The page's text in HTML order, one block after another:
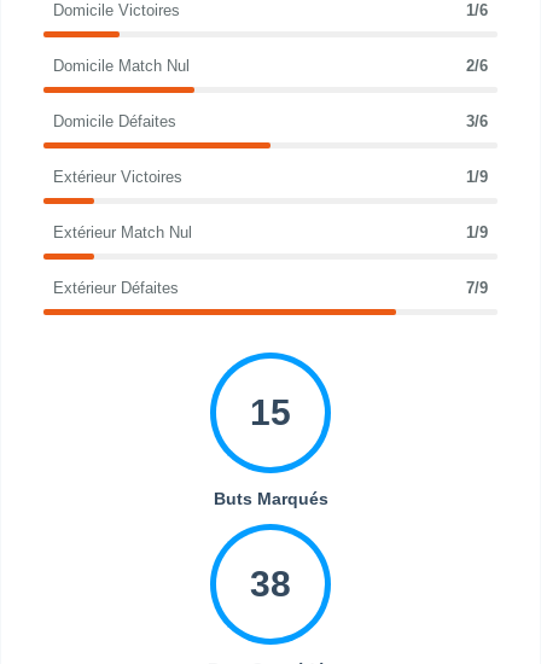
Domicile Victoires 1/6
Domicile Match Nul 2/6
Domicile Défaites 3/6
Extérieur Victoires 1/9
Extérieur Match Nul 1/9
Extérieur Défaites 7/9
15
Buts Marqués
38